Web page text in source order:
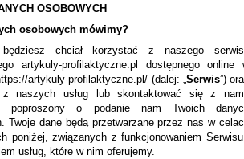
OSOBOWYCH
osobowych mówimy?
chciał korzystać z naszego
artykuly-profilaktyczne.pl dostępnego online
artykuly-profilaktyczne.pl/ (dalej: „ Serwis”)
z naszych usług lub skontaktować się z
poproszony o podanie nam Twoich
Twoje dane będą przetwarzane przez nas w
poniżej, związanych z funkcjonowaniem
usług, które w nim oferujemy.